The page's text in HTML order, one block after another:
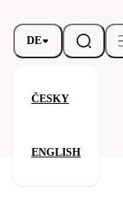
DE
ČESKY
ENGLISH